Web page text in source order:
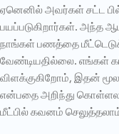
ஏனெனில் அவர்கள் சட்ட
பயப்படுகிறார்கள். அந்த
நாங்கள் பணத்தை
வேண்டியதில்லை. எங்கள்
விளக்குகிறோம், இதன்
என்பதை அறிந்து
மீட்பில் கவனம்